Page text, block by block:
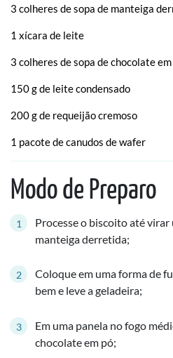
3 colheres de sopa de manteiga
1 xícara de leite
3 colheres de sopa de chocolate
150 g de leite condensado
200 g de requeijão cremoso
1 pacote de canudos de wafer
Modo de Preparo
Processe o biscoito até
manteiga derretida;
Coloque em uma forma de
bem e leve a geladeira;
Em uma panela no fogo
chocolate em pó;